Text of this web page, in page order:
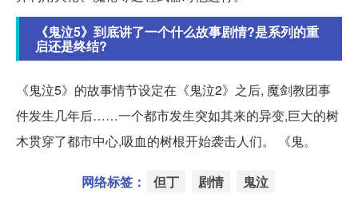
《鬼泣5》到底讲了一个什么故事剧情?是系列的重
启还是终结?
《鬼泣5》的故事情节设定在《鬼泣2》之后, 魔剑教团事
件发生几年后……一个都市发生突如其来的异变,巨大的树
木贯穿了都市中心,吸血的树根开始袭击人们。 《鬼。
网络标签： 但丁 剧情 鬼泣